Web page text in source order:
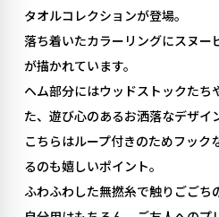
タオルコレクションが登場。
落ち着いたカラーリングにスヌー
が描かれています。
ヘム部分にはウッドストックたち
た、遊び心のあるお洒落なデザイ
こちらはループ付きのためフック
るのも嬉しいポイント。
ふわふわした無撚糸で触りごごち